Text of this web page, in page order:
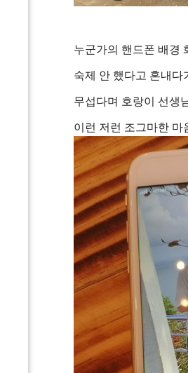
누군가의 핸드폰 배경
숙제 안 했다고 혼내
무섭다며 호랑이 선생
이런 저런 조그마한 마